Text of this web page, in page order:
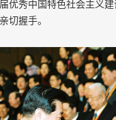
优秀中国特色社会主义
切握手。